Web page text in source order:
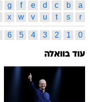
a
b
c
d
e
f
g
r
s
t
u
v
w
x
0
1
2
3
4
5
6
עוד בוואלה